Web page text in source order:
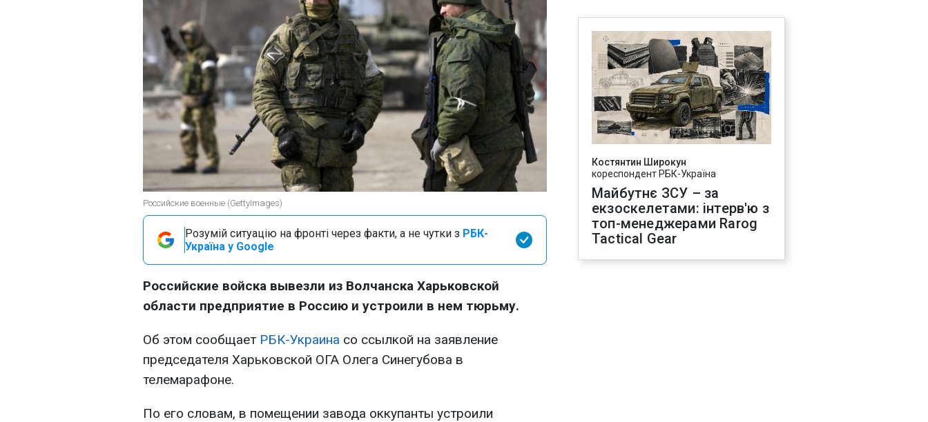
Российские военные (GettyImages)
Розумій ситуацію на фронті через факти, а не чутки з РБК-
Україна у Google
Российские войска вывезли из Волчанска Харьковской
области предприятие в Россию и устроили в нем тюрьму.
Об этом сообщает РБК-Украина со ссылкой на заявление
председателя Харьковской ОГА Олега Синегубова в
телемарафоне.
По его словам, в помещении завода оккупанты устроили
Костянтин Широкун
кореспондент РБК-Україна
Майбутнє ЗСУ – за
екзоскелетами: інтерв'ю з
топ-менеджерами Rarog
Tactical Gear